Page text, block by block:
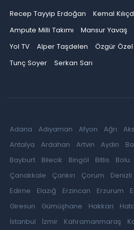
Recep Tayyip Erdoğan Kemal
Ampute Milli Takımı
Mansur Yavaş
Yol TV
Alper Taşdelen Özgür Özel
Tunç Soyer
Serkan Sarı
Adana Adıyaman Afyon Ağrı
Antalya
Ardahan Artvin Aydın
Bayburt
Bilecik Bingöl Bitlis Bolu
Çanakkale
Çankırı Çorum Denizli
Edirne
Elazığ Erzincan Erzurum
Giresun
Gümüşhane Hakkari
İstanbul
İzmir Kahramanmaraş